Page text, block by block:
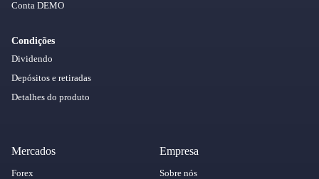
Conta DEMO
Condições
Dividendo
Depósitos e retiradas
Detalhes do produto
Mercados
Forex
Empresa
Sobre nós